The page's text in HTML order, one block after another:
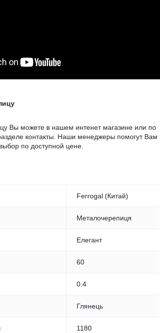
Вы можете в нашем интенет магазине или по
контакты. Наши менеджеры помогут Вам
по доступной цене.
Ferrogal (Китай)
Металочерепиця
Елегант
60
0.4
Глянець
1180